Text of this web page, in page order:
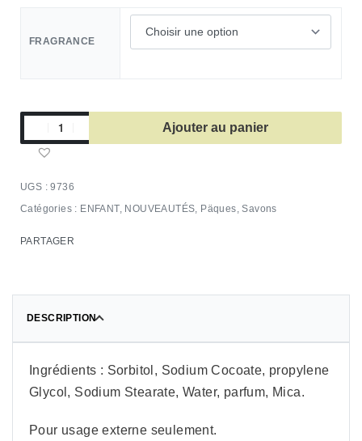
FRAGRANCE
Ajouter au panier
9736
Catégories : ENFANT, NOUVEAUTÉS Päques ,Savons
PARTAGER
DESCRIPTION
Ingrédients : Sorbitol, Sodium Cocoate, propylene
Glycol, Sodium Stearate, Water, parfum, Mica.
Pour usage externe seulement.